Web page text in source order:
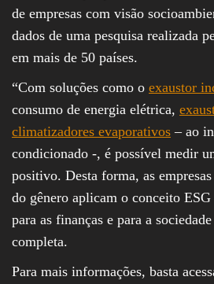
de empresas com visão
dados de uma pesquisa realizada
em mais de 50 países.
“Com soluções como o exaustor
consumo de energia elétrica,
climatizadores evaporativos – ao
condicionado -, é possível medir
positivo. Desta forma, as
do gênero aplicam o conceito
para as finanças e para a
completa.
Para mais informações, basta